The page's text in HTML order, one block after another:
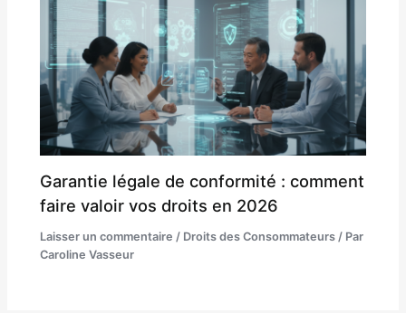
Garantie légale de conformité : comment
faire valoir vos droits en 2026
Laisser un commentaire / Droits des Consommateurs / Par
Caroline Vasseur